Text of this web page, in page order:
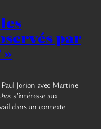
par
Jorion avec Martine
s’intéresse aux
dans un contexte